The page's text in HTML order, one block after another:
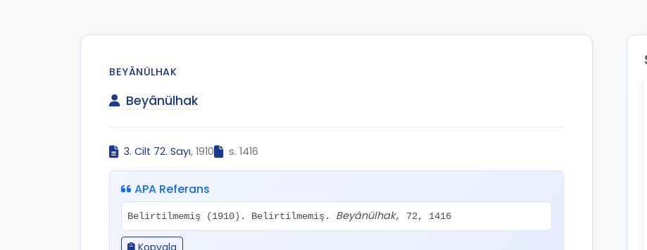
BEYÂNÜLHAK
Beyânülhak
3. Cilt 72. Sayı, 1910 s. 1416
APA Referans
Belirtilmemiş (1910). Belirtilmemiş. Beyânülhak, 72, 1416
Kopyala